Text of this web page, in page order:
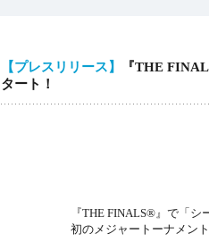
【プレスリリース】
『THE
タート！
2025
株式会
https://
（証券コード
『THE FINALS®』で「シ
初のメジャートーナメント「